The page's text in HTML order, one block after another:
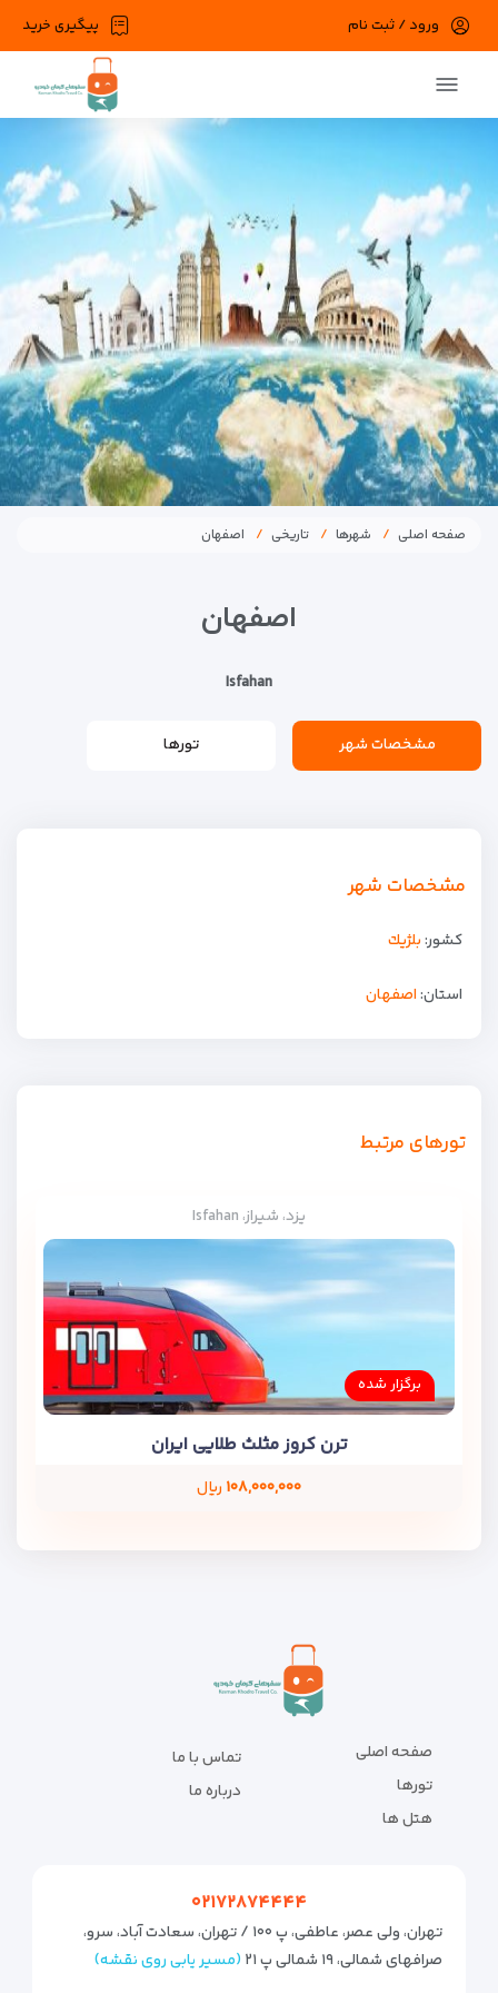
پیگیری خرید ورود / ثبت نام
صفحه اصلی شهرها تاریخی اصفهان
اصفهان
Isfahan
مشخصات شهر تورها
مشخصات شهر
کشور:بلژيك
استان:اصفهان
تورهای مرتبط
یزد، شیراز، Isfahan
برگزار شده
ترن کروز مثلث طلایی ایران
۱۰۸,۰۰۰,۰۰۰ ریال
صفحه اصلی
تورها
هتل ها
تماس با ما
درباره ما
۰۲۱۷۲۸۷۴۴۴۴
تهران، ولی عصر، عاطفی، پ ۱۰۰ / تهران، سعادت آباد، سرو،
صرافهای شمالی، ۱۹ شمالی پ ۲۱
(مسیر یابی روی نقشه)